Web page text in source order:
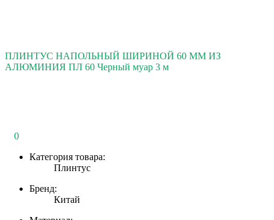
ПЛИНТУС НАПОЛЬНЫЙ ШИРИНОЙ 60 ММ ИЗ
АЛЮМИНИЯ ПЛ 60 Черный муар 3 м
0
Категория товара:
Плинтус
Бренд:
Китай